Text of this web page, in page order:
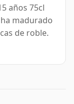
años 75cl
madurado
de roble.